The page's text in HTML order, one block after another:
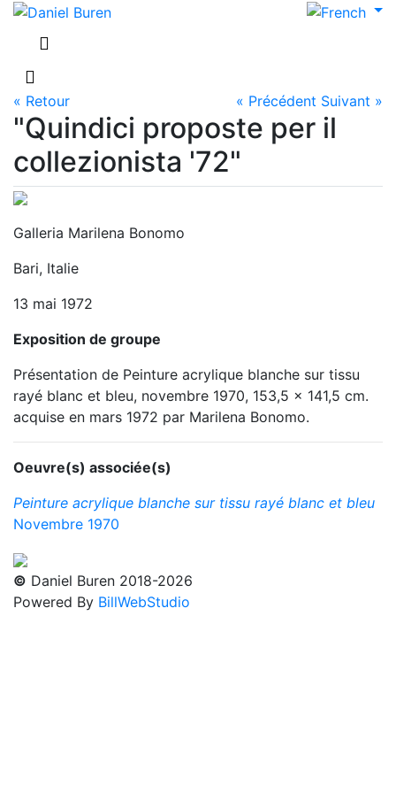
« Retour « Précédent Suivant »
"Quindici proposte per il
collezionista '72"
Galleria Marilena Bonomo
Bari, Italie
13 mai 1972
Exposition de groupe
Présentation de Peinture acrylique blanche sur tissu
rayé blanc et bleu, novembre 1970, 153,5 x 141,5 cm.
acquise en mars 1972 par Marilena Bonomo.
Oeuvre(s) associée(s)
Peinture acrylique blanche sur tissu rayé blanc et bleu
Novembre 1970
© Daniel Buren 2018-2026
Powered By BillWebStudio